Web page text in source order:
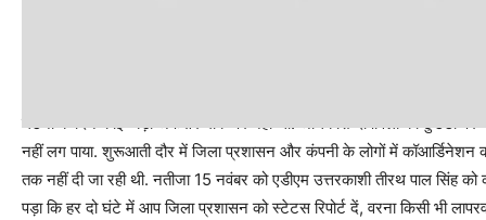
घटना के दिन कोई बड़ा अफसर मौके पर नहीं था. अधिकांश दीपावली की छुटटी
नहीं लग पाया. शुरूआती दौर में जिला प्रशासन और कंपनी के लोगों में कॉआर्डिनेशन
तक नहीं दी जा रही थी. नतीजा 15 नवंबर को एडीएम उत्तरकाशी तीरथ पाल सिंह
पड़ा कि हर दो घंटे में आप जिला प्रशासन को स्टेटस रिपोर्ट दें, वरना किसी भी